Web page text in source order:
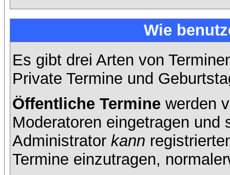
Wie
Es gibt drei Arten von
Private Termine und
Öffentliche Termine werden
Moderatoren eingetragen und
Administrator kann
Termine einzutragen,